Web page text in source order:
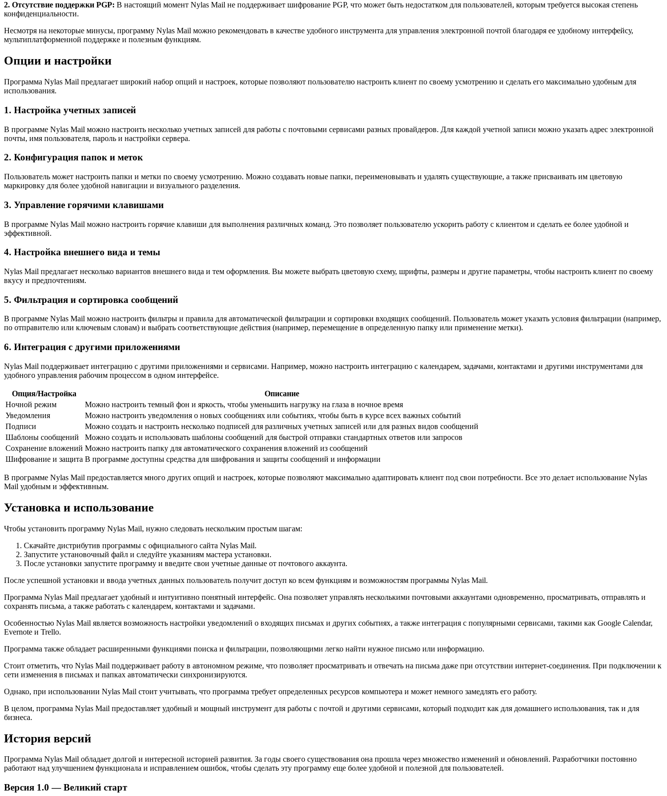
2. Отсутствие поддержки PGP: В настоящий момент Nylas Mail не поддерживает шифрование PGP, что может быть недостатком для пользователей, которым требуется высокая степень
конфиденциальности.
Несмотря на некоторые минусы, программу Nylas Mail можно рекомендовать в качестве удобного инструмента для управления электронной почтой благодаря ее удобному интерфейсу,
мультиплатформенной поддержке и полезным функциям.
Опции и настройки
Программа Nylas Mail предлагает широкий набор опций и настроек, которые позволяют пользователю настроить клиент по своему усмотрению и сделать его максимально удобным для
использования.
1. Настройка учетных записей
В программе Nylas Mail можно настроить несколько учетных записей для работы с почтовыми сервисами разных провайдеров. Для каждой учетной записи можно указать адрес электронной
почты, имя пользователя, пароль и настройки сервера.
2. Конфигурация папок и меток
Пользователь может настроить папки и метки по своему усмотрению. Можно создавать новые папки, переименовывать и удалять существующие, а также присваивать им цветовую
маркировку для более удобной навигации и визуального разделения.
3. Управление горячими клавишами
В программе Nylas Mail можно настроить горячие клавиши для выполнения различных команд. Это позволяет пользователю ускорить работу с клиентом и сделать ее более удобной и
эффективной.
4. Настройка внешнего вида и темы
Nylas Mail предлагает несколько вариантов внешнего вида и тем оформления. Вы можете выбрать цветовую схему, шрифты, размеры и другие параметры, чтобы настроить клиент по своему
вкусу и предпочтениям.
5. Фильтрация и сортировка сообщений
В программе Nylas Mail можно настроить фильтры и правила для автоматической фильтрации и сортировки входящих сообщений. Пользователь может указать условия фильтрации (например,
по отправителю или ключевым словам) и выбрать соответствующие действия (например, перемещение в определенную папку или применение метки).
6. Интеграция с другими приложениями
Nylas Mail поддерживает интеграцию с другими приложениями и сервисами. Например, можно настроить интеграцию с календарем, задачами, контактами и другими инструментами для
удобного управления рабочим процессом в одном интерфейсе.
Опция/Настройка
Описание
Ночной режим
Можно настроить темный фон и яркость, чтобы уменьшить нагрузку на глаза в ночное время
Уведомления
Можно настроить уведомления о новых сообщениях или событиях, чтобы быть в курсе всех важных событий
Подписи
Можно создать и настроить несколько подписей для различных учетных записей или для разных видов сообщений
Шаблоны сообщений
Можно создать и использовать шаблоны сообщений для быстрой отправки стандартных ответов или запросов
Сохранение вложений Можно настроить папку для автоматического сохранения вложений из сообщений
Шифрование и защита В программе доступны средства для шифрования и защиты сообщений и информации
В программе Nylas Mail предоставляется много других опций и настроек, которые позволяют максимально адаптировать клиент под свои потребности. Все это делает использование Nylas
Mail удобным и эффективным.
Установка и использование
Чтобы установить программу Nylas Mail, нужно следовать нескольким простым шагам:
Скачайте дистрибутив программы с официального сайта Nylas Mail.
Запустите установочный файл и следуйте указаниям мастера установки.
После установки запустите программу и введите свои учетные данные от почтового аккаунта.
После успешной установки и ввода учетных данных пользователь получит доступ ко всем функциям и возможностям программы Nylas Mail.
Программа Nylas Mail предлагает удобный и интуитивно понятный интерфейс. Она позволяет управлять несколькими почтовыми аккаунтами одновременно, просматривать, отправлять и
сохранять письма, а также работать с календарем, контактами и задачами.
Особенностью Nylas Mail является возможность настройки уведомлений о входящих письмах и других событиях, а также интеграция с популярными сервисами, такими как Google Calendar,
Evernote и Trello.
Программа также обладает расширенными функциями поиска и фильтрации, позволяющими легко найти нужное письмо или информацию.
Стоит отметить, что Nylas Mail поддерживает работу в автономном режиме, что позволяет просматривать и отвечать на письма даже при отсутствии интернет-соединения. При подключении к
сети изменения в письмах и папках автоматически синхронизируются.
Однако, при использовании Nylas Mail стоит учитывать, что программа требует определенных ресурсов компьютера и может немного замедлять его работу.
В целом, программа Nylas Mail предоставляет удобный и мощный инструмент для работы с почтой и другими сервисами, который подходит как для домашнего использования, так и для
бизнеса.
История версий
Программа Nylas Mail обладает долгой и интересной историей развития. За годы своего существования она прошла через множество изменений и обновлений. Разработчики постоянно
работают над улучшением функционала и исправлением ошибок, чтобы сделать эту программу еще более удобной и полезной для пользователей.
Версия 1.0 — Великий старт